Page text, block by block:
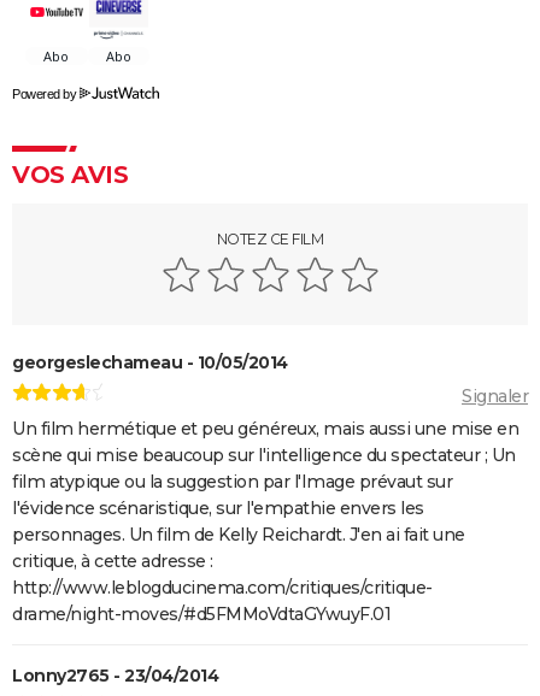
Il était une fois en Amérique
Peter von Kant
Nomadland : synopsis, casting, Oscars, photos,
Sound of Metal
Oh Canada : que vaut le film avec Richard Gere et
Jacob Elordi présenté au Festival de Cannes ?
Powered by
VOS AVIS
NOTEZ CE FILM
georgeslechameau - 10/05/2014
Signaler
Un film hermétique et peu généreux, mais aussi une mise en
scène qui mise beaucoup sur l'intelligence du spectateur ; Un
film atypique ou la suggestion par l'Image prévaut sur
l'évidence scénaristique, sur l'empathie envers les
personnages. Un film de Kelly Reichardt. J'en ai fait une
critique, à cette adresse :
http://www.leblogducinema.com/critiques/critique-
drame/night-moves/#d5FMMoVdtaGYwuyF.01
Lonny2765 - 23/04/2014